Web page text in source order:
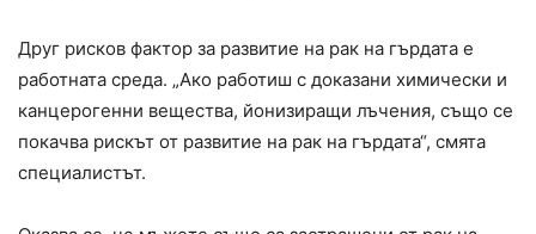
Друг рисков фактор за развитие на рак на гърдата е
работната среда. „Ако работиш с доказани химически и
канцерогенни вещества, йонизиращи лъчения, също се
покачва рискът от развитие на рак на гърдата“, смята
специалистът.